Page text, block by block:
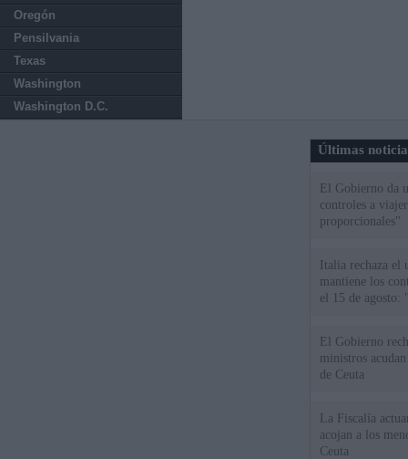
Oregón
Pensilvania
Texas
Washington
Washington D.C.
Últimas
El Gobierno da
controles a
proporcionales"
Italia rechaza
mantiene los
el 15 de agosto:
El Gobierno
ministros
de Ceuta
La Fiscalía
acojan a los
Ceuta